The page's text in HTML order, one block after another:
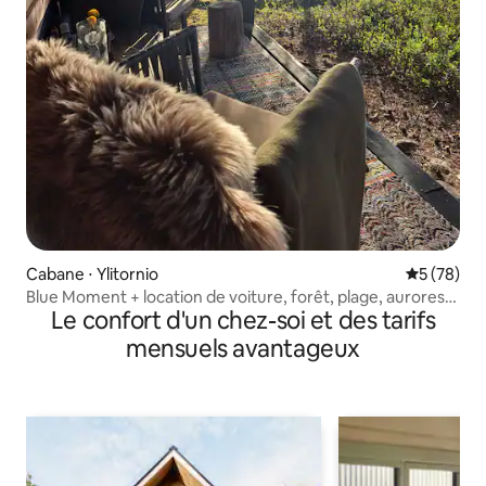
Cabane ⋅ Ylitornio
5 (78)
Blue Moment + location de voiture, forêt, plage, aurores
boréales
Le confort d'un chez-soi et des tarifs
mensuels avantageux